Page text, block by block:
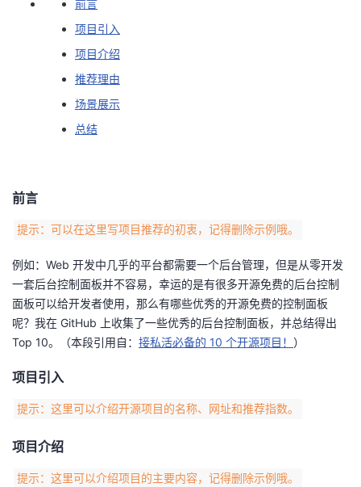
坛
圈
子
的
直
我
的
动
我
关
注
的
课
程
我
的
认
证
我
的
实
验
我
的
收
藏
技
术
持
的
云
建
议
前言
项目引入
项目介绍
推荐理由
场景展示
总结
前言
提示：可以在这里写项目推荐的初衷，记得删除示例哦。
例如：Web 开发中几乎的平台都需要一个后台管理，但是从零开发
一套后台控制面板并不容易，幸运的是有很多开源免费的后台控制
面板可以给开发者使用，那么有哪些优秀的开源免费的控制面板
呢？我在 GitHub 上收集了一些优秀的后台控制面板，并总结得出
Top 10。（本段引用自： 接私活必备的 10 个开源项目！ ）
项目引入
提示：这里可以介绍开源项目的名称、网址和推荐指数。
项目介绍
提示：这里可以介绍项目的主要内容，记得删除示例哦。